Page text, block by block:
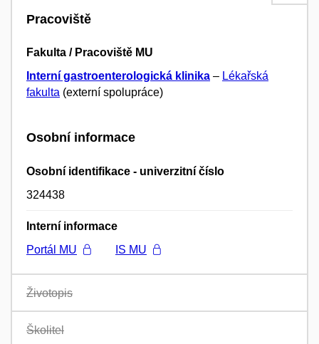
Pracoviště
Fakulta / Pracoviště MU
Interní gastroenterologická klinika – Lékařská
fakulta (externí spolupráce)
Osobní informace
Osobní identifikace - univerzitní číslo
324438
Interní informace
Portál MU
IS MU
Životopis
Školitel